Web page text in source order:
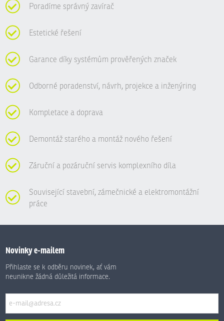
Poradíme správný zavírač
Estetické řešení
Garance díky systémům prověřených značek
Odborné poradenství, návrh, projekce a inženýring
Kompletace a doprava
Demontáž starého a montáž nového řešení
Záruční a pozáruční servis komplexního díla
Související stavební, zámečnické a elektromontážní
práce
Novinky e-mailem
Přihlaste se k odběru novinek, ať vám
neunikne žádná důležitá informace.